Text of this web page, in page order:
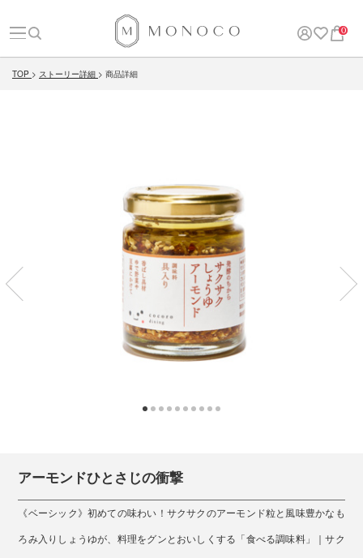
0
TOP ストーリー詳細 商品詳細
アーモンドひとさじの衝撃
《ベーシック》初めての味わい！サクサクのアーモンド粒と風味豊かなも
ろみ入りしょうゆが、料理をグンとおいしくする「食べる調味料」｜サク